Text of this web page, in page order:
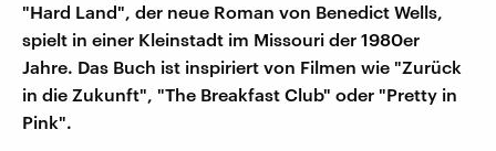
"Hard Land", der neue Roman von Benedict Wells,
spielt in einer Kleinstadt im Missouri der 1980er
Jahre. Das Buch ist inspiriert von Filmen wie "Zurück
in die Zukunft", "The Breakfast Club" oder "Pretty in
Pink".